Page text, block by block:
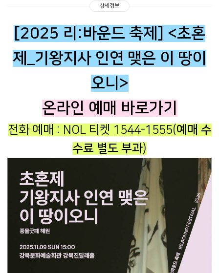
상세정보
[2025 리:바운드 축제] <초혼
제_기왕지사 인연 맺은 이 땅이
오니>
온라인 예매 바로가기
전화 예매 : NOL 티켓 1544-1555(예매 수
수료 별도 부과)